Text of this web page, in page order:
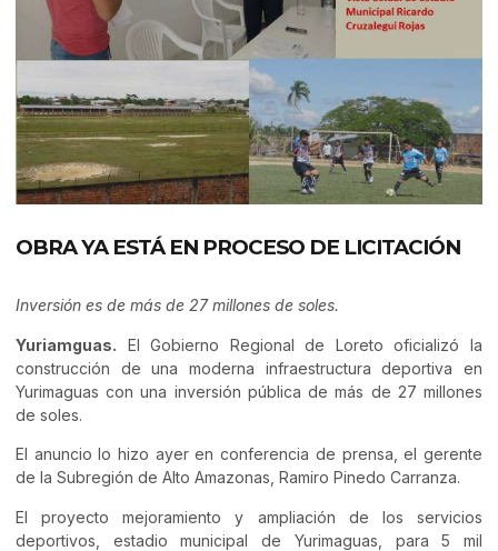
OBRA YA ESTÁ EN PROCESO DE LICITACIÓN
Inversión es de más de 27 millones de soles.
Yuriamguas. El Gobierno Regional de Loreto oficializó la
construcción de una moderna infraestructura deportiva en
Yurimaguas con una inversión pública de más de 27 millones
de soles.
El anuncio lo hizo ayer en conferencia de prensa, el gerente
de la Subregión de Alto Amazonas, Ramiro Pinedo Carranza.
El proyecto mejoramiento y ampliación de los servicios
deportivos, estadio municipal de Yurimaguas, para 5 mil